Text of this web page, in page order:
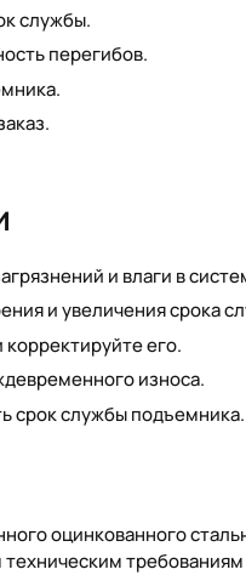
службы.
перегибов.
и влаги в
и увеличения срока
его.
износа.
срок службы подъемника.
оцинкованного
требованиям